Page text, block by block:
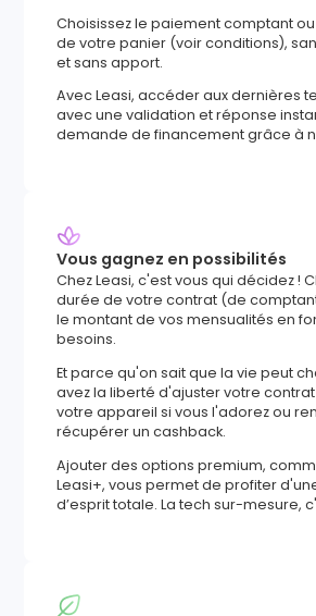
Choisissez le paiement comptant
de votre panier (voir conditions),
et sans apport.
Avec Leasi, accéder aux dernières
avec une validation et réponse
demande de financement grâce à
Vous gagnez en possibilités
Chez Leasi, c'est vous qui décidez !
durée de votre contrat (de
le montant de vos mensualités en
besoins.
Et parce qu'on sait que la vie peut
avez la liberté d'ajuster votre
votre appareil si vous l'adorez ou
récupérer un cashback.
Ajouter des options premium,
Leasi+, vous permet de profiter
d’esprit totale. La tech sur-mesure,